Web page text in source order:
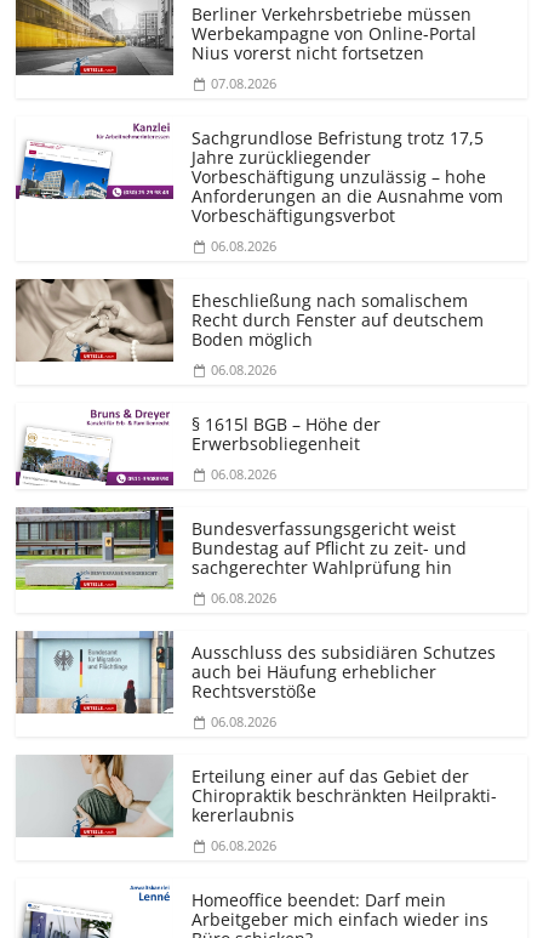
Berliner Verkehrsbetriebe müssen
Werbekampagne von Online-Portal
Nius vorerst nicht fortsetzen
07.08.2026
Sachgrundlose Befristung trotz 17,5
Jahre zurückliegender
Vorbeschäftigung unzulässig – hohe
Anforderungen an die Ausnahme vom
Vorbeschäf­tigungsverbot
06.08.2026
Eheschließung nach somalischem
Recht durch Fenster auf deutschem
Boden möglich
06.08.2026
§ 1615l BGB – Höhe der
Erwerbsobliegenheit
06.08.2026
Bundesver­fassungsgericht weist
Bundestag auf Pflicht zu zeit- und
sachgerechter Wahlprüfung hin
06.08.2026
Ausschluss des subsidiären Schutzes
auch bei Häufung erheblicher
Rechtsverstöße
06.08.2026
Erteilung einer auf das Gebiet der
Chiropraktik beschränkten Heilprakti­
kererlaubnis
06.08.2026
Homeoffice beendet: Darf mein
Arbeitgeber mich einfach wieder ins